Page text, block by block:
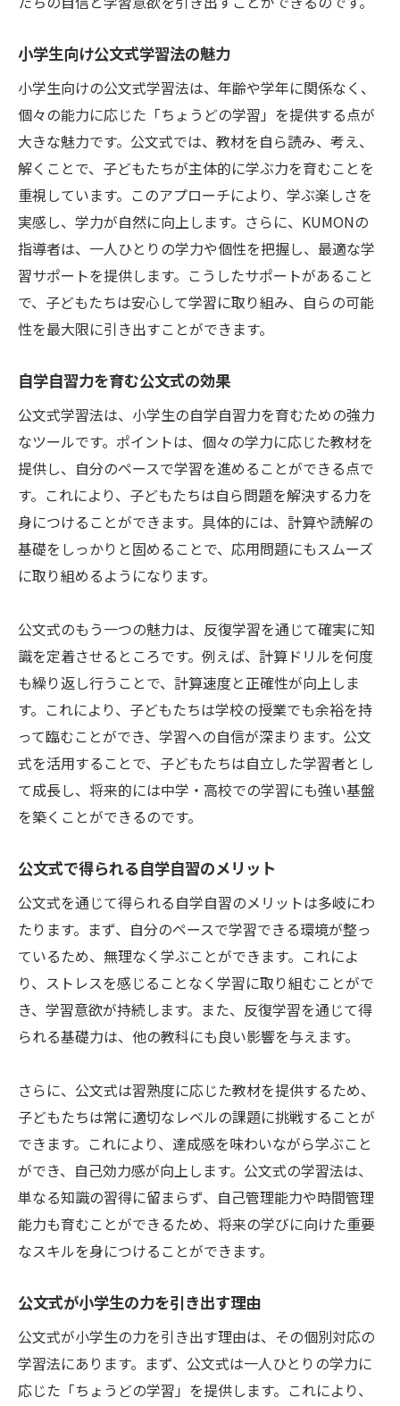
自学自習に最適な教材選びのポイント
教材選びで成功する自学自習の秘訣
自学自習を支える教材選びの極意
最適な教材が学びを変える理由
自学自習に効果的な教材の選び方
教材選びで小学生の自学自習力を強化
自学自習をサポートする教材の選び方
小学生のための自学自習の秘訣
小学生が自学自習を楽しむための方法
自学自習力を高めるための工夫と秘訣
自学自習が楽しくなる小学生向けアプロー
チ
小学生の力を引き出す自学自習のコツ
自学自習を促進する小学生のためのヒント
神奈川県で自学自習力を育むコツ
神奈川県で自学自習を伸ばすための方法
自学自習を楽しむための神奈川県の工夫
自学自習を支える神奈川県の環境作り
神奈川県での自学自習力を伸ばす秘訣
自学自習力を育む神奈川県の取り組み
公文式で自ら学ぶ力を鍛える
公文式が鍛える自ら学ぶ力の秘訣
自ら学ぶ力を伸ばす公文式の効果
公文式で自ら学ぶ力を強化する方法
自ら学ぶ力を育てる公文式の魅力
公文式で学ぶ力を伸ばす実践方法
小学生におすすめの自学自習教材
小学生に最適な自学自習教材の選び方
おすすめ自学自習教材で学ぶ楽しさを
小学生向け自学自習教材の特徴
自学自習を支える小学生向け教材紹介
おすすめ教材で小学生の学びをサポート
小学生向け公文式学習法の魅力
小学生向けの公文式学習法は、年齢や学年に関係なく、
個々の能力に応じた「ちょうどの学習」を提供する点が
大きな魅力です。公文式では、教材を自ら読み、考え、
解くことで、子どもたちが主体的に学ぶ力を育むことを
重視しています。このアプローチにより、学ぶ楽しさを
実感し、学力が自然に向上します。さらに、KUMONの
指導者は、一人ひとりの学力や個性を把握し、最適な学
習サポートを提供します。こうしたサポートがあること
で、子どもたちは安心して学習に取り組み、自らの可能
性を最大限に引き出すことができます。
自学自習力を育む公文式の効果
公文式学習法は、小学生の自学自習力を育むための強力
なツールです。ポイントは、個々の学力に応じた教材を
提供し、自分のペースで学習を進めることができる点で
す。これにより、子どもたちは自ら問題を解決する力を
身につけることができます。具体的には、計算や読解の
基礎をしっかりと固めることで、応用問題にもスムーズ
に取り組めるようになります。
公文式のもう一つの魅力は、反復学習を通じて確実に知
識を定着させるところです。例えば、計算ドリルを何度
も繰り返し行うことで、計算速度と正確性が向上しま
す。これにより、子どもたちは学校の授業でも余裕を持
って臨むことができ、学習への自信が深まります。公文
式を活用することで、子どもたちは自立した学習者とし
て成長し、将来的には中学・高校での学習にも強い基盤
を築くことができるのです。
公文式で得られる自学自習のメリット
公文式を通じて得られる自学自習のメリットは多岐にわ
たります。まず、自分のペースで学習できる環境が整っ
ているため、無理なく学ぶことができます。これによ
り、ストレスを感じることなく学習に取り組むことがで
き、学習意欲が持続します。また、反復学習を通じて得
られる基礎力は、他の教科にも良い影響を与えます。
さらに、公文式は習熟度に応じた教材を提供するため、
子どもたちは常に適切なレベルの課題に挑戦することが
できます。これにより、達成感を味わいながら学ぶこと
ができ、自己効力感が向上します。公文式の学習法は、
単なる知識の習得に留まらず、自己管理能力や時間管理
能力も育むことができるため、将来の学びに向けた重要
なスキルを身につけることができます。
公文式が小学生の力を引き出す理由
公文式が小学生の力を引き出す理由は、その個別対応の
学習法にあります。まず、公文式は一人ひとりの学力に
応じた「ちょうどの学習」を提供します。これにより、